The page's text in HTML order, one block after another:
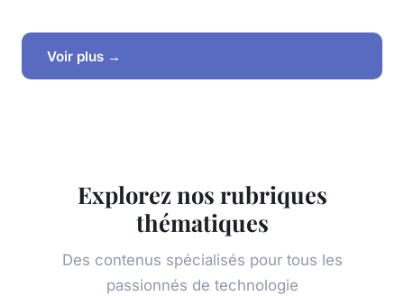
Voir plus →
Explorez nos rubriques
thématiques
Des contenus spécialisés pour tous les
passionnés de technologie